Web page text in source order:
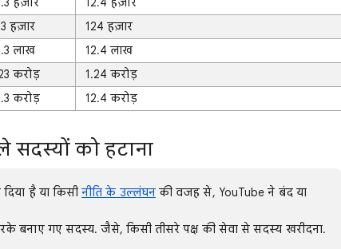
हज़ार
124 हज़ार
लाख
12.4 लाख
करोड़
1.24 करोड़
करोड़ 12.4 करोड़
को हटाना
है या किसीनीति के उल्लंघनकी वजह से, YouTube ने बंद या
बनाए गए सदस्य. जैसे, किसी तीसरे पक्ष की सेवा से सदस्य खरीदना.